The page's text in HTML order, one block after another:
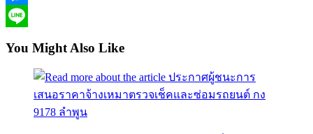
Messenger
You Might Also Like